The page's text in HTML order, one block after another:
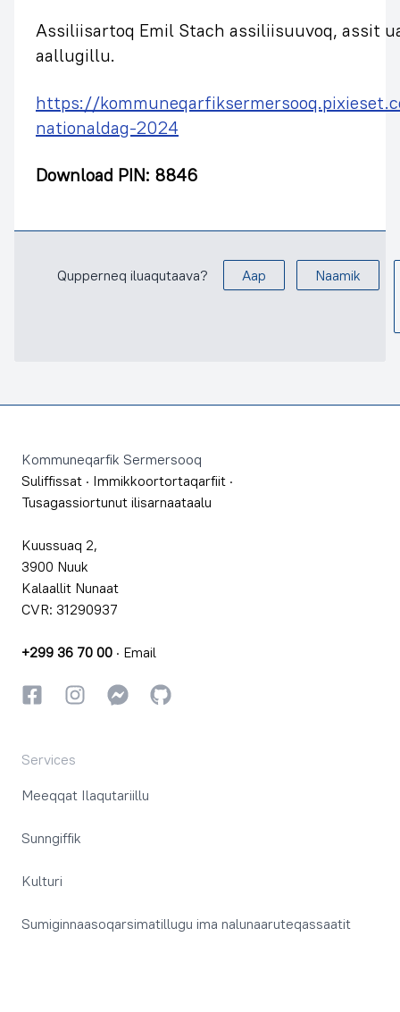
Assiliisartoq Emil Stach assiliisuuvoq, assit
aallugillu.
https://
nationaldag-2024
Download PIN: 8846
Qupperneq iluaqutaava? Aap Naamik
Kommuneqarfik Sermersooq
Suliffissat · Immikkoortortaqarfiit ·
Tusagassiortunut ilisarnaataalu
Kuussuaq 2,
3900 Nuuk
Kalaallit Nunaat
CVR: 31290937
+299 36 70 00 · Email
FacebookkiInstagrammiInstagrammi
GitHub
Services
Meeqqat Ilaqutariillu
Sunngiffik
Kulturi
Sumiginnaasoqarsimatillugu ima nalunaaruteqassaatit